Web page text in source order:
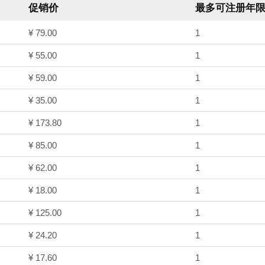
促销价 最多可注册年限
¥ 79.00 1
¥ 55.00 1
¥ 59.00 1
¥ 35.00 1
¥ 173.80 1
¥ 85.00 1
¥ 62.00 1
¥ 18.00 1
¥ 125.00 1
¥ 24.20 1
¥ 17.60 1